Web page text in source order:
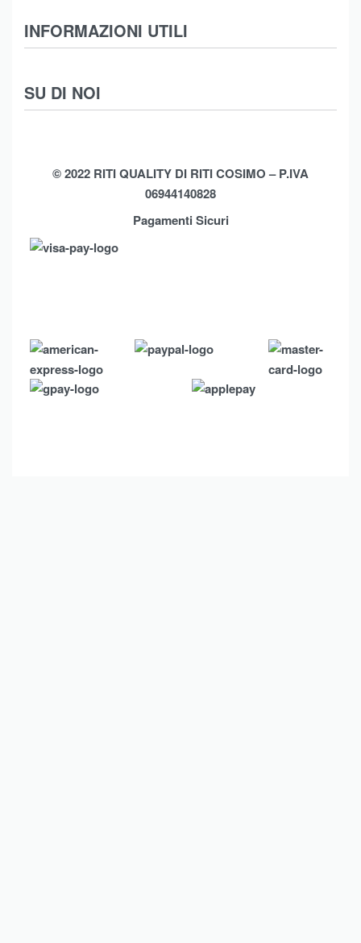
Abbigliamento
Intimo
Moda Mare
SU DI NOI
Shop
INFORMAZIONI UTILI
Termini e Condizioni
Spedizioni
Privacy Policy
© 2022 RITI QUALITY DI RITI COSIMO – P.IVA
06944140828
Pagamenti Sicuri